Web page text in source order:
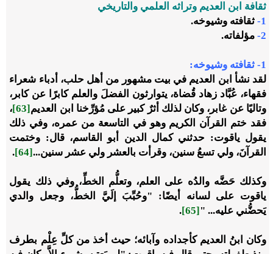
ثقافة ابن العديم وتراثه العلمي والتاريخي
1- ثقافته وشيوخه.
2- مؤلفاته.
1- ثقافته وشيوخه:
لقد نشأ ابن العديم في بيت مشهور من أهل حلب، أدباء شعراء
فقهاء، عُبَّاد زهاد قُضاة، يتوارثون الفضلَ والعلم كابرًا عن كابر،
وتاليًا عن غابر، وكان لذلك أثرٌ كبير على مُؤرِّخنا ابن العديم [63]
،
فقد ختم القرآن الكريم وهو في التاسعة من عمره، وفي ذلك
يقول ياقوت: حدثني كمال الدين أبو القاسم، قال: وختمت
القرآنَ، ولي تسعُ سنين، وقرأت بالعشر ولي عشر سنين...[64]
.
وكذلك حَضَّه والدُه على العلم، وتعلُّم الخطِّ، وفي ذلك يقول
ياقوت على لسانه أيضًا: "وحُبِّبَ إلَيَّ الخطُّ، وجعل والدي
يَحضُّني عليه... " [65]
.
وكان ابنُ العديم كأجداده وآبائه؛ حيث أخذ من كلِّ عِلْم بطرف